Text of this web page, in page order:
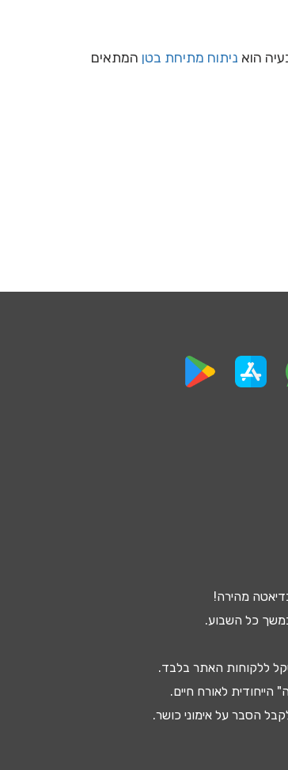
הוא ניתוח מתיחת בטן המתאים
דיאטה מהירה!
במשך כל השבוע.
ללקוחות האתר בלבד.
" הייחודית לאורח חיים.
הסבר על אימוני כושר.